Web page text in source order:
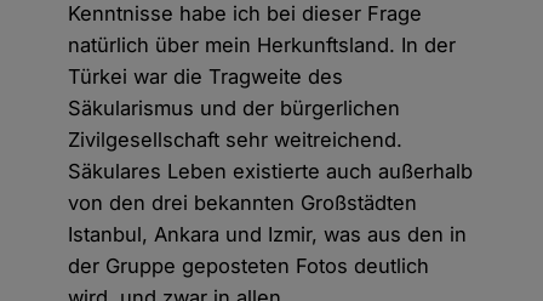
Kenntnisse habe ich bei dieser Frage
natürlich über mein Herkunftsland. In der
Türkei war die Tragweite des
Säkularismus und der bürgerlichen
Zivilgesellschaft sehr weitreichend.
Säkulares Leben existierte auch außerhalb
von den drei bekannten Großstädten
Istanbul, Ankara und Izmir, was aus den in
der Gruppe geposteten Fotos deutlich